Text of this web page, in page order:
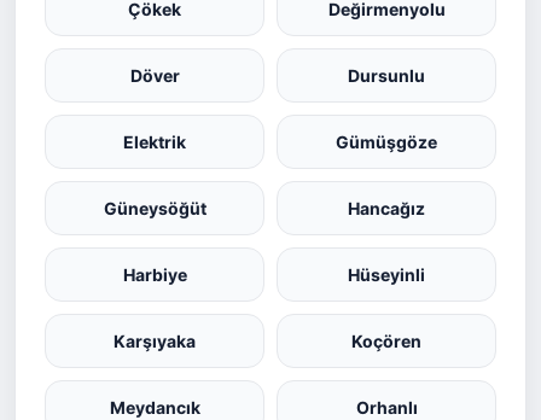
Çökek Değirmenyolu
Döver Dursunlu
Elektrik Gümüşgöze
Güneysöğüt Hancağız
Harbiye Hüseyinli
Karşıyaka Koçören
Meydancık Orhanlı